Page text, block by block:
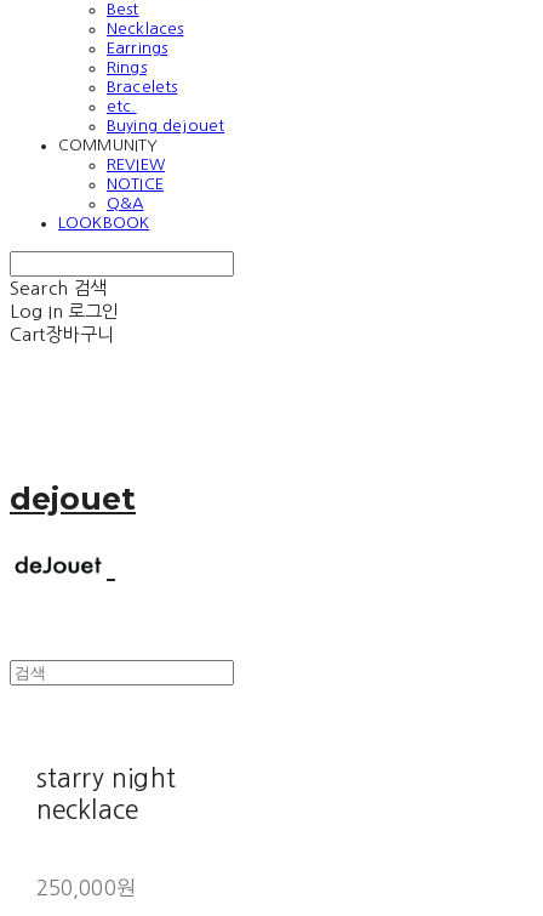
Best
Necklaces
Earrings
Rings
Bracelets
etc.
Buying dejouet
COMMUNITY
REVIEW
NOTICE
Q&A
LOOKBOOK
Search 검색
Log In 로그인
Cart장바구니
dejouet
starry night
necklace
250,000원